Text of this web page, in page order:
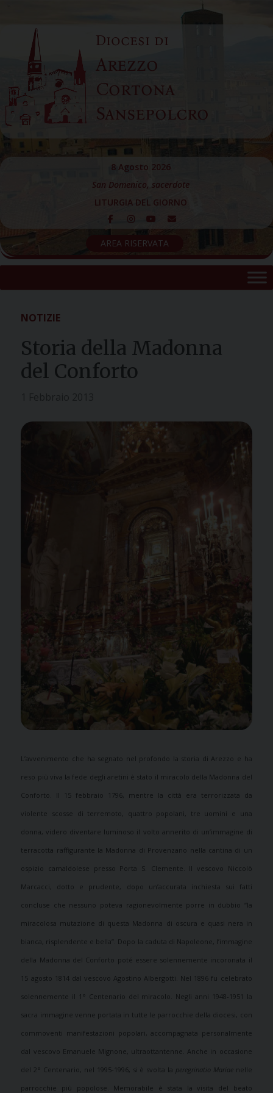
content
Diocesi di
Arezzo
Cortona
Sansepolcro
8 Agosto 2026
San Domenico, sacerdote
LITURGIA DEL GIORNO
AREA RISERVATA
NOTIZIE
Storia della Madonna
del Conforto
L’avvenimento che ha segnato nel profondo la storia di Arezzo e ha
reso più viva la fede degli aretini è stato il miracolo della Madonna del
Conforto. Il 15 febbraio 1796, mentre la città era terrorizzata da
violente scosse di terremoto, quattro popolani, tre uomini e una
donna, videro diventare luminoso il volto annerito di un’immagine di
terracotta raffigurante la Madonna di Provenzano nella cantina di un
ospizio camaldolese presso Porta S. Clemente. Il vescovo Niccolò
Marcacci, dotto e prudente, dopo un’accurata inchiesta sui fatti
concluse che nessuno poteva ragionevolmente porre in dubbio “la
miracolosa mutazione di questa Madonna di oscura e quasi nera in
bianca, risplendente e bella”. Dopo la caduta di Napoleone, l’immagine
della Madonna del Conforto poté essere solennemente incoronata il
15 agosto 1814 dal vescovo Agostino Albergotti. Nel 1896 fu celebrato
solennemente il 1° Centenario del miracolo. Negli anni 1948-1951 la
sacra immagine venne portata in tutte le parrocchie della diocesi, con
commoventi manifestazioni popolari, accompagnata personalmente
dal vescovo Emanuele Mignone, ultraottantenne. Anche in occasione
del 2° Centenario, nel 1995-1996, si è svolta la peregrinatio Mariaenelle
parrocchie più popolose. Memorabile è stata la visita del beato